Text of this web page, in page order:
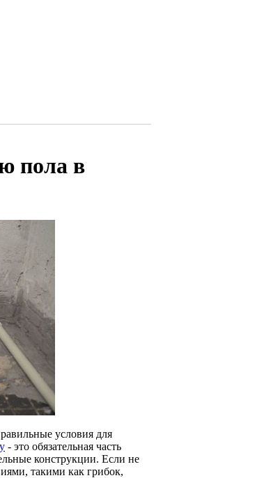
пола в
условия для
- это обязательная часть
конструкции. Если не
такими как грибок,